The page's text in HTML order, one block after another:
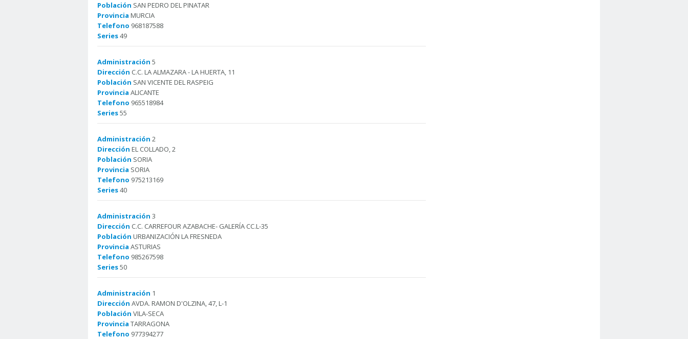
Población SAN PEDRO DEL PINATAR
Provincia MURCIA
Telefono 968187588
Series49
Administración 5
Dirección C.C. LA ALMAZARA - LA HUERTA, 11
Población SAN VICENTE DEL RASPEIG
Provincia ALICANTE
Telefono 965518984
Series55
Administración 2
Dirección EL COLLADO, 2
Población SORIA
Provincia SORIA
Telefono 975213169
Series40
Administración 3
Dirección C.C. CARREFOUR AZABACHE- GALERÍA CC.L-35
Población URBANIZACIÓN LA FRESNEDA
Provincia ASTURIAS
Telefono 985267598
Series50
Administración 1
Dirección AVDA. RAMON D'OLZINA, 47, L-1
Población VILA-SECA
Provincia TARRAGONA
Telefono 977394277